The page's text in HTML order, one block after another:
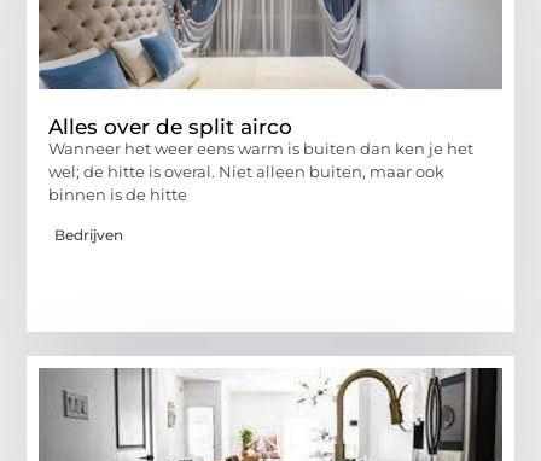
Alles over de split airco
Wanneer het weer eens warm is buiten dan ken je het
wel; de hitte is overal. Niet alleen buiten, maar ook
binnen is de hitte
Bedrijven